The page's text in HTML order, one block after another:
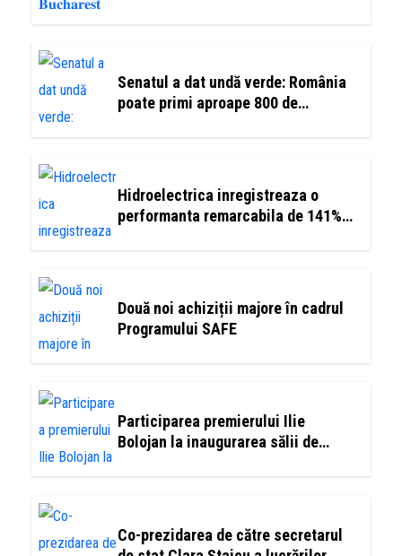
Senatul a dat undă verde: România
poate primi aproape 800 de
Hidroelectrica inregistreaza o
performanta remarcabila de 141%
Două noi achiziții majore în cadrul
Programului SAFE
Participarea premierului Ilie
Bolojan la inaugurarea sălii de
Co-prezidarea de către secretarul